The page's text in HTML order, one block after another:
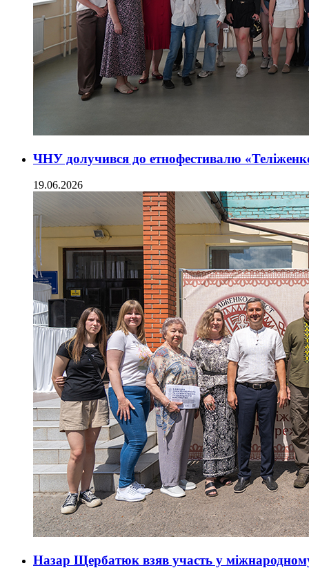
ЧНУ долучився до етнофестивалю
19.06.2026
Назар Щербатюк взяв участь у міжнародному